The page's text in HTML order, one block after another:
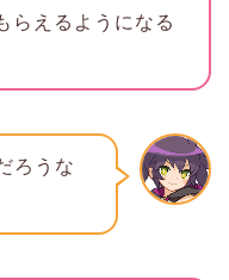
らえるようになる
ろうな